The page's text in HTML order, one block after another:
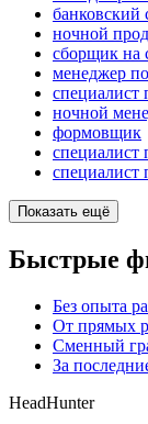
банковский
ночной
сборщик на
менеджер
специалист
ночной
формовщик
специалист
специалист
Показать ещё
Быстрые
Без опыта
От прямых
Сменный
За
HeadHunter